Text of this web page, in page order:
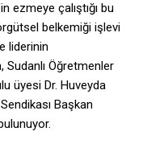
ezmeye çalıştığı bu
belkemiği işlevi
liderinin
Sudanlı Öğretmenler
üyesi Dr. Huveyda
Başkan